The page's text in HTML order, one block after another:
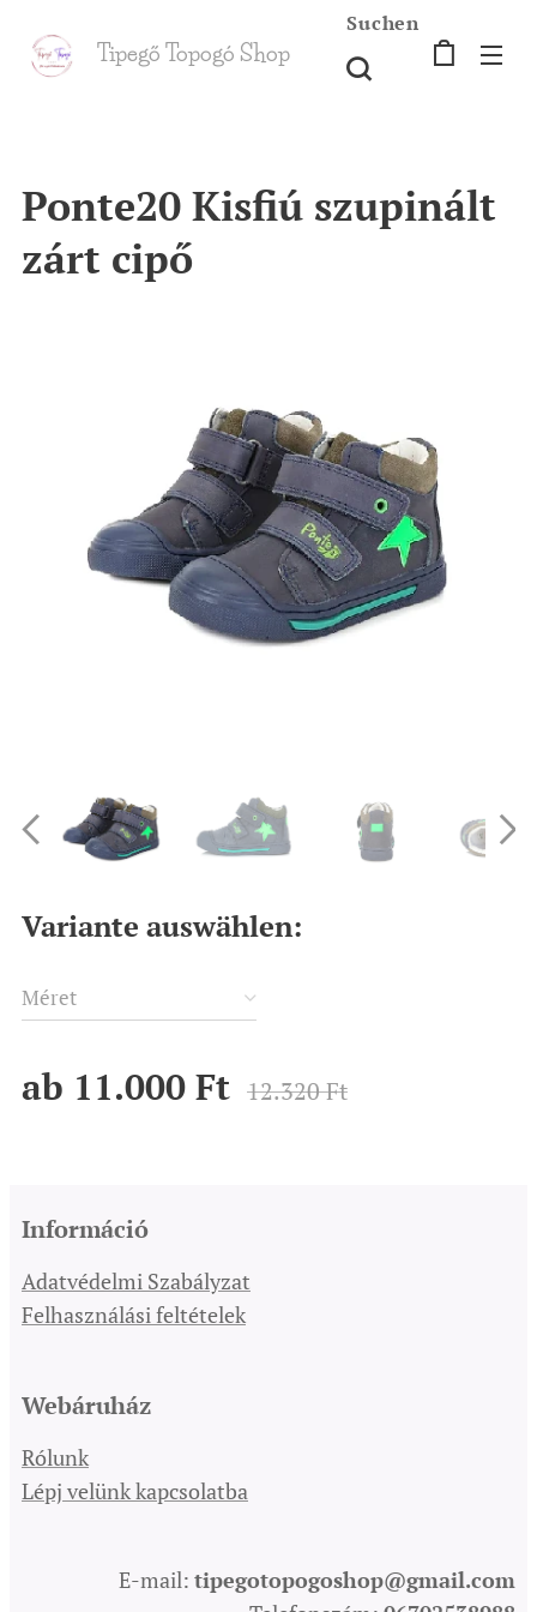
Tipegő Topogó Shop
Suchen
Ponte20 Kisfiú szupinált
zárt cipő
Variante auswählen:
Méret
ab 11.000 Ft 12.320Ft
Információ
Adatvédelmi Szabályzat
Felhasználási feltételek
Webáruház
Rólunk
Lépj velünk kapcsolatba
E-mail: tipegotopogoshop@gmail.com